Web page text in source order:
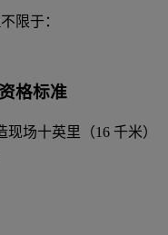
限于：
格标准
场十英里（16 千米）